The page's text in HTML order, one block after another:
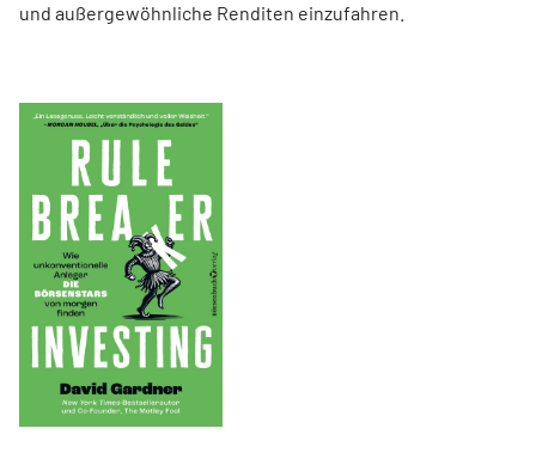
und außergewöhnliche Renditen einzufahren.